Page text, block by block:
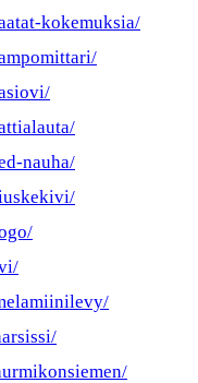
kokemuksia/
nauha/